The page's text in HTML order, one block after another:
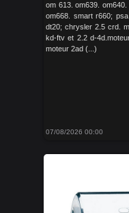
om 613. om639. om640.
om668. smart r660;
dt20; chrysler 2.5 crd.
kd-ftv et 2.2 d-
moteur 2ad (...)
07/08/2026 00:00